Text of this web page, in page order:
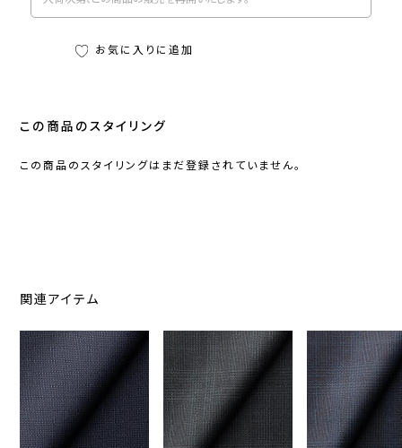
お気に入りに追加
この商品のスタイリング
この商品のスタイリングはまだ登録されていません。
関連アイテム